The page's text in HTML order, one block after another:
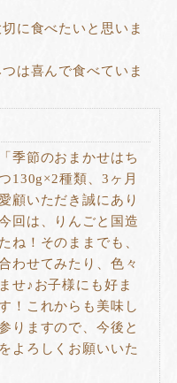
に食べたいと思いま
は喜んで食べていま
季節のおまかせはち
130g×2種類、3ヶ月
顧いただき誠にあり
回は、りんごと国造
ね！そのままでも、
わせてみたり、色々
せ♪お子様にも好ま
！これからも美味し
りますので、今後と
よろしくお願いいた